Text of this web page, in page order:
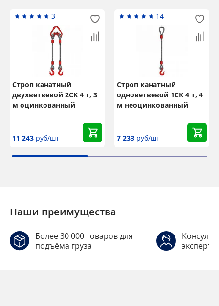
3
Строп канатный
двухветвевой 2СК 4 т, 3
м оцинкованный
11 243 руб/шт
14
Строп канатный
одноветвевой 1СК 4 т, 4
м неоцинкованный
7 233 руб/шт
Наши преимущества
Более 30 000 товаров для
подъёма груза